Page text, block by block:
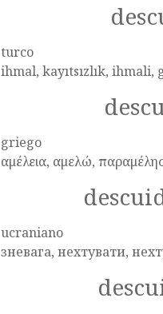
turco
ihmal, kayıtsızlık, ihmali,
griego
αμέλεια, αμελώ,
ucraniano
зневага, нехтувати,